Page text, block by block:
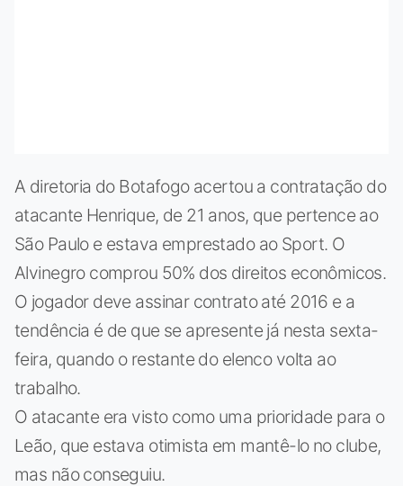
A diretoria do Botafogo acertou a contratação do
atacante Henrique, de 21 anos, que pertence ao
São Paulo e estava emprestado ao Sport. O
Alvinegro comprou 50% dos direitos econômicos.
O jogador deve assinar contrato até 2016 e a
tendência é de que se apresente já nesta sexta-
feira, quando o restante do elenco volta ao
trabalho.
O atacante era visto como uma prioridade para o
Leão, que estava otimista em mantê-lo no clube,
mas não conseguiu.